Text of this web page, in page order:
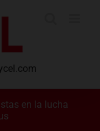
en la lucha